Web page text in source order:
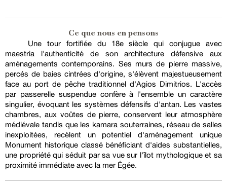
Ce que nous en pensons
Une tour fortifiée du 18e siècle qui conjugue avec
maestria l'authenticité de son architecture défensive aux
aménagements contemporains. Ses murs de pierre massive,
percés de baies cintrées d'origine, s'élèvent majestueusement
face au port de pêche traditionnel d'Agios Dimitrios. L'accès
par passerelle suspendue confère à l'ensemble un caractère
singulier, évoquant les systèmes défensifs d'antan. Les vastes
chambres, aux voûtes de pierre, conservent leur atmosphère
médiévale tandis que les kamara souterraines, réseau de salles
inexploitées, recèlent un potentiel d'aménagement unique
Monument historique classé bénéficiant d'aides substantielles,
une propriété qui séduit par sa vue sur l'îlot mythologique et sa
proximité immédiate avec la mer Égée.